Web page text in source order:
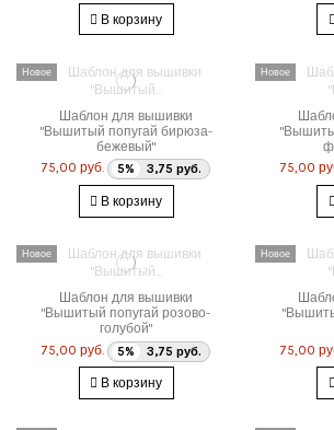
В корзину
Новое
Шаблон для вышивки
"Вышитый попугай бирюза-
бежевый"
75,00 руб.
5% 3,75 руб.
В корзину
Новое
75,00
Новое
Шаблон для вышивки
"Вышитый попугай розово-
голубой"
75,00 руб.
5% 3,75 руб.
В корзину
Новое
75,00